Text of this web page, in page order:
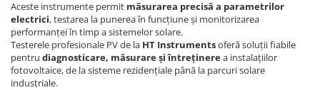
Aceste instrumente permit măsurarea precisă a parametrilor
electrici, testarea la punerea în funcțiune și monitorizarea
performanței în timp a sistemelor solare.
Testerele profesionale PV de la HT Instrumentsoferă soluții fiabile
pentru diagnosticare, măsurare și întreținerea instalațiilor
fotovoltaice, de la sisteme rezidențiale până la parcuri solare
industriale.